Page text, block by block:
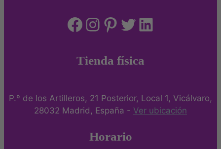
Facebook
Instagram
Pinterest
Twitter
LinkedIn
Tienda física
P.º de los Artilleros, 21 Posterior, Local 1, Vicálvaro,
28032 Madrid, España - Ver ubicación
Horario